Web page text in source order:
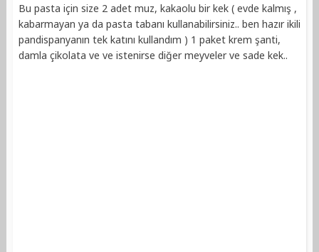
Bu pasta için size 2 adet muz, kakaolu bir kek ( evde kalmış ,
kabarmayan ya da pasta tabanı kullanabilirsiniz.. ben hazır ikili
pandispanyanın tek katını kullandım ) 1 paket krem şanti,
damla çikolata ve ve istenirse diğer meyveler ve sade kek..